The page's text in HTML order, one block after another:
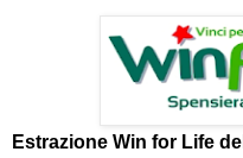
Estrazione Win for Life del